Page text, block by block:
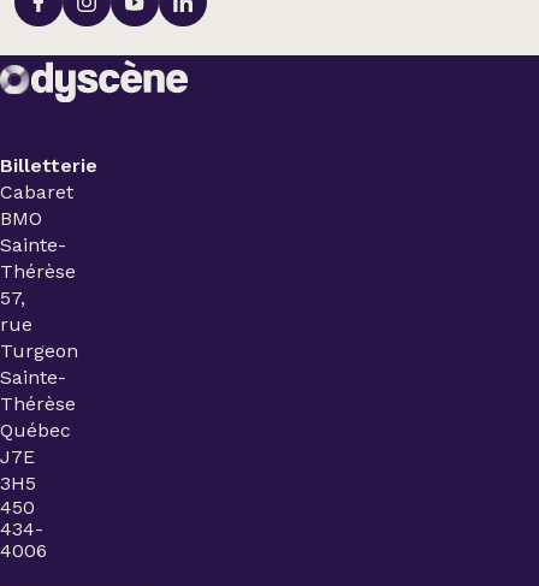
Billetterie
Cabaret
BMO
Sainte-
Thérèse
57,
rue
Turgeon
Sainte-
Thérèse
Québec
J7E
3H5
450
434-
4006